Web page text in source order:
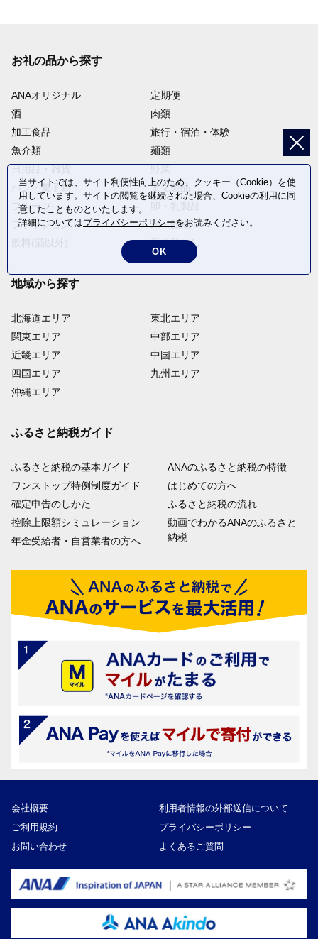
お礼の品から探す
ANAオリジナル
定期便
酒
肉類
加工食品
旅行・宿泊・体験
魚介類
麺類
パン・菓子類
電化製品
フルーツ
ファッション
米・穀物
返礼品なし
地域から探す
北海道エリア
関東エリア
近畿エリア
四国エリア
沖縄エリア
東北エリア
中部エリア
中国エリア
九州エリア
ふるさと納税ガイド
ふるさと納税の基本ガイド
ワンストップ特例制度ガイド
確定申告のしかた
控除上限額シミュレーション
年金受給者・自営業者の方へ
ANAのふるさと納税の特徴
はじめての方へ
ふるさと納税の流れ
動画でわかるANAのふるさと
納税
会社概要
利用者情報の外部送信について
ご利用規約
プライバシーポリシー
お問い合わせ
よくあるご質問
当サイトでは、サイト利便性向上のため、クッキー（Cookie）を使
用しています。サイトの閲覧を継続された場合、Cookieの利用に同
意したことものといたします。
詳細についてはプライバシーポリシーをお読みください。
OK